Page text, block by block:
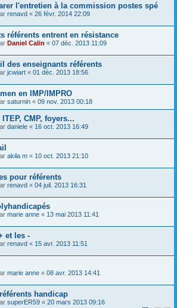
l'entretien à la commission postes spé
renavd « 26 févr. 2014 22:09
référents entrent en résistance
Daniel Calin « 07 déc. 2013 11:09
des enseignants référents
jcwiart « 01 déc. 2013 18:56
en IMP/IMPRO
saturnin « 09 nov. 2013 00:18
CMP, foyers...
daniele « 16 oct. 2013 16:49
akila m « 10 oct. 2013 21:10
pour référents
renavd « 04 juil. 2013 16:31
marie anne « 13 mai 2013 11:41
et les -
renavd « 15 avr. 2013 11:51
marie anne « 08 avr. 2013 14:41
handicap
superER59 « 20 mars 2013 09:16